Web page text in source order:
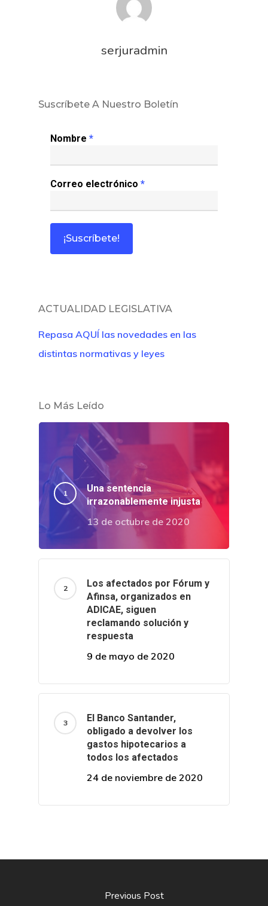
serjuradmin
Suscríbete A Nuestro Boletín
Nombre *
Correo electrónico *
ACTUALIDAD LEGISLATIVA
Repasa AQUÍ las novedades en las
distintas normativas y leyes
Lo Más Leído
Una sentencia
irrazonablemente injusta
13 de octubre de 2020
Los afectados por Fórum y
Afinsa, organizados en
ADICAE, siguen
reclamando solución y
respuesta
9 de mayo de 2020
El Banco Santander,
obligado a devolver los
gastos hipotecarios a
todos los afectados
24 de noviembre de 2020
Previous Post
Café Jurídico
¿Quiénes